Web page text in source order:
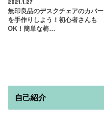
無印良品のデスクチェアのカバー
を手作りしよう！初心者さんも
OK！簡単な椅…
自己紹介